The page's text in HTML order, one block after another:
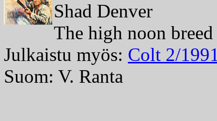
Shad Denver
The high noon breed
Julkaistu myös: Colt 2/
Suom: V. Ranta